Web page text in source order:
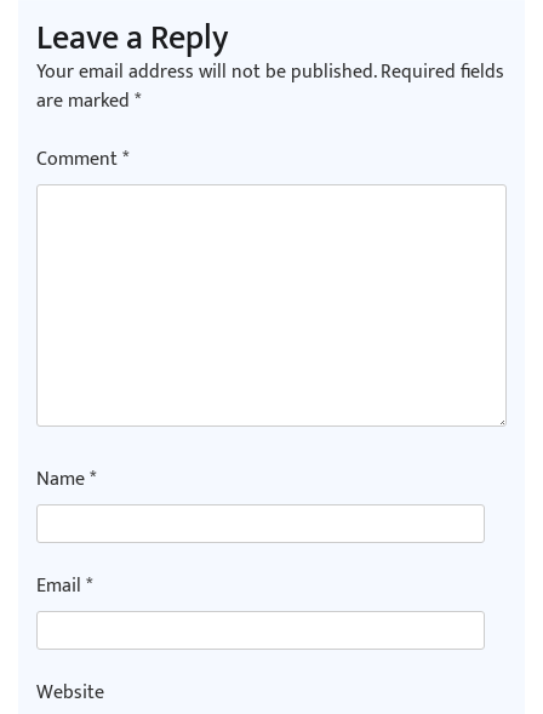
चलचित्र ‘माया भनेकै यस्तो होला’को शीर्ष गीत
Leave a Reply
Your email address will not be published.Required fields
are marked*
Comment*
Name*
Email*
Website